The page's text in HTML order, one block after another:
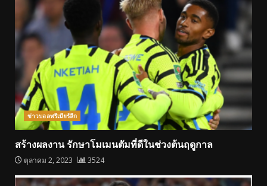
ข่าวบอลพรีเมียร์ลีก
สร้างผลงาน รักษาโมเมนตัมที่ดีในช่วงต้นฤดูกาล
ตุลาคม 2, 2023 3524